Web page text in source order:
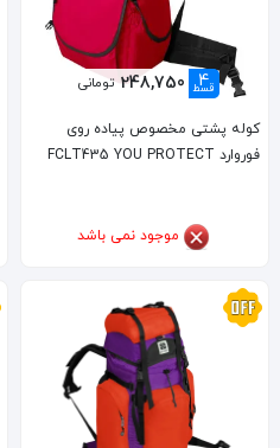
4
قسط 248,750 تومانی
کوله پشتی مخصوص پیاده روی
فوروارد FCLT435 YOU PROTECT
موجود نمی باشد